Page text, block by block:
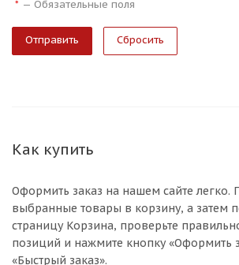
* — Обязательные поля
Сбросить
Как купить
Оформить заказ на нашем сайте легко.
выбранные товары в корзину, а затем
страницу Корзина, проверьте
позиций и нажмите кнопку «Оформить
«Быстрый заказ».